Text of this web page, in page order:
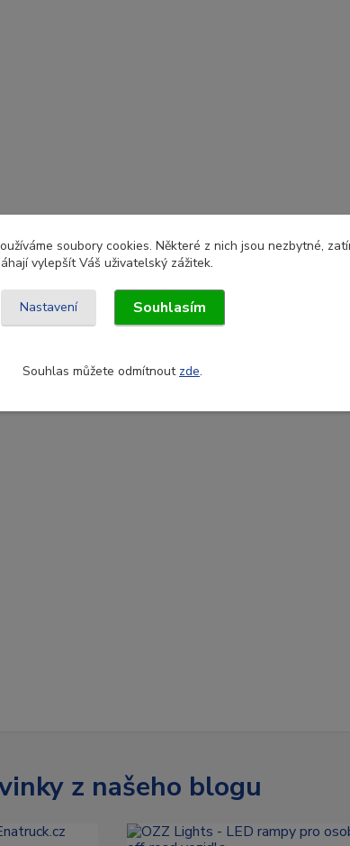
z našeho blogu
soubory cookies. Některé z nich jsou nezbytné,
vylepšít Váš uživatelský zážitek.
Nastavení Souhlasím
Souhlas můžete odmítnout zde.